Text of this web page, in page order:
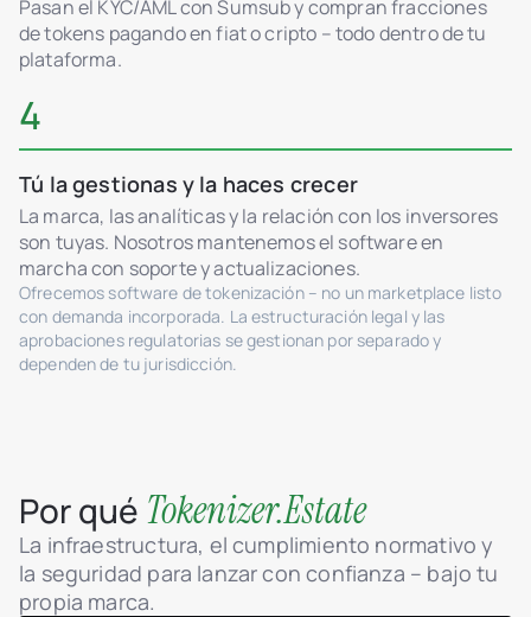
Pasan el KYC/AML con Sumsub y compran fracciones
de tokens pagando en fiat o cripto – todo dentro de tu
plataforma.
4
Tú la gestionas y la haces crecer
La marca, las analíticas y la relación con los inversores
son tuyas. Nosotros mantenemos el software en
marcha con soporte y actualizaciones.
Ofrecemos software de tokenización – no un marketplace listo
con demanda incorporada. La estructuración legal y las
aprobaciones regulatorias se gestionan por separado y
dependen de tu jurisdicción.
Por qué Tokenizer.Estate
La infraestructura, el cumplimiento normativo y
la seguridad para lanzar con confianza – bajo tu
propia marca.